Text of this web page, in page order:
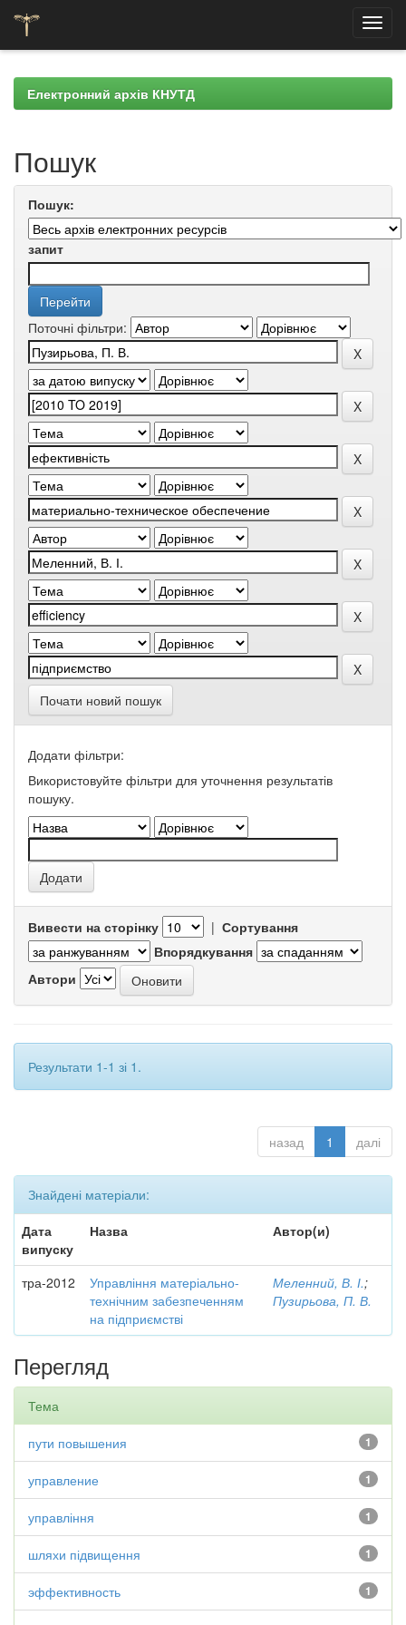
navigationЕлектронний архів КНУТД
Пошук
Пошук:
запит
Поточні фільтри:
Почати новий пошук
Додати фільтри:
Використовуйте фільтри для уточнення результатів
пошуку.
Вивести на сторінку | Сортування
Впорядкування
Автори
Результати 1-1 зі 1.
назад 1 далі
Знайдені матеріали:
Дата
випуску
Назва Автор(и)
тра-2012
Управління матеріально-
технічним забезпеченням
на підприємстві
Меленний, В. І.;
Пузирьова, П. В.
Перегляд
Тема
1
пути повышения
1
управление
1
управління
1
шляхи підвищення
1
эффективность